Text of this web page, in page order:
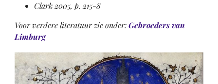
Clark 2005, p. 215-8
Voor verdere literatuur zie onder:Gebroeders van
Limburg